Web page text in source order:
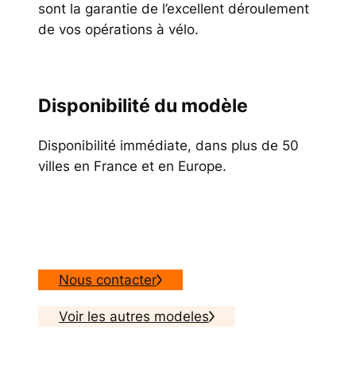
sont la garantie de l’excellent déroulement
de vos opérations à vélo.
Disponibilité du modèle
Disponibilité immédiate, dans plus de 50
villes en France et en Europe.
Nous contacter
Voir les autres modeles